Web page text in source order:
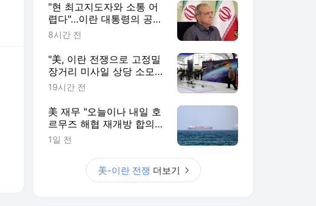
"현 최고지도자와 소통 어
렵다"…이란 대통령의 공개
시인
8시간 전
"美, 이란 전쟁으로 고정밀
장거리 미사일 상당 소모"
[로이터]
19시간 전
美 재무 "오늘이나 내일 호
르무즈 해협 재개방 합의
가능성"
1일 전
美-이란 전쟁 더보기